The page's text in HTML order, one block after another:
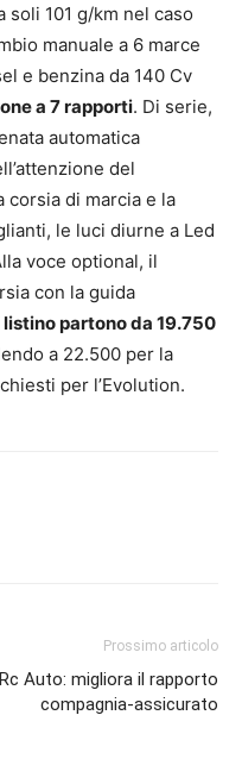
soli 101 g/km nel caso
manuale a 6 marce
e benzina da 140 Cv
a 7 rapporti. Di serie,
automatica
del
di marcia e la
le luci diurne a Led
voce optional, il
con la guida
listino partono da 19.750
a 22.500 per la
per l’Evolution.
Prossimo articolo
Rc Auto: migliora il rapporto
compagnia-assicurato